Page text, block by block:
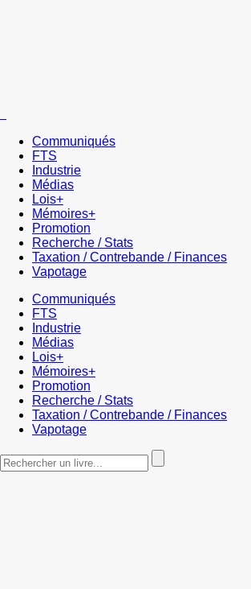
Communiqués
FTS
Industrie
Médias
Lois+
Mémoires+
Promotion
Recherche / Stats
Taxation / Contrebande / Finances
Vapotage
Communiqués
FTS
Industrie
Médias
Lois+
Mémoires+
Promotion
Recherche / Stats
Taxation / Contrebande / Finances
Vapotage